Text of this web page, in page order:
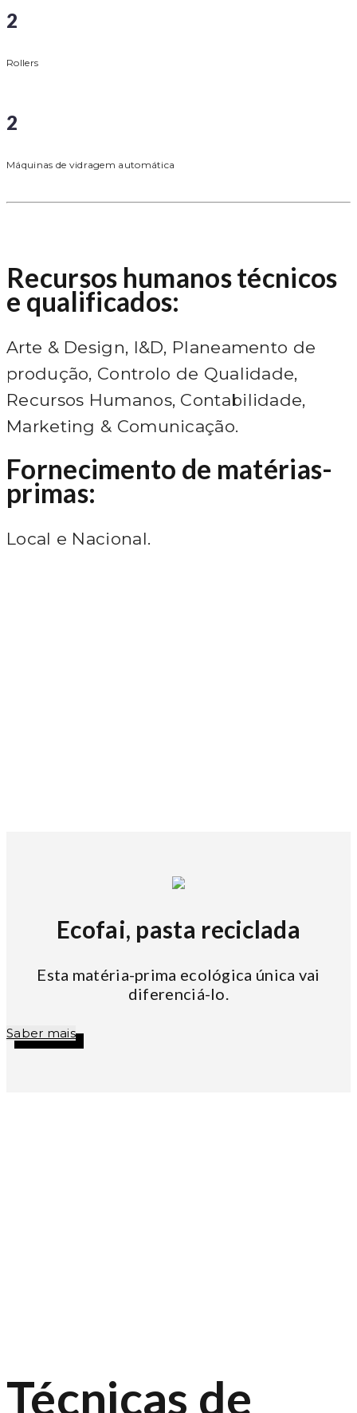
2
Rollers
2
Máquinas de vidragem automática
Recursos humanos técnicos
e qualificados:
Arte & Design, I&D, Planeamento de
produção, Controlo de Qualidade,
Recursos Humanos, Contabilidade,
Marketing & Comunicação.
Fornecimento de matérias-
primas:
Local e Nacional.
Ecofai, pasta reciclada
Esta matéria-prima ecológica única vai
diferenciá-lo.
Saber mais
Técnicas de